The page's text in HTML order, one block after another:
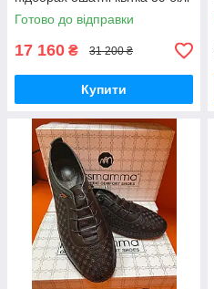
Готово до відправки
17 160 ₴ 31 200 ₴
Купити